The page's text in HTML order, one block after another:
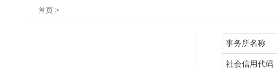
首页 >
事务所名称
社会信用代码